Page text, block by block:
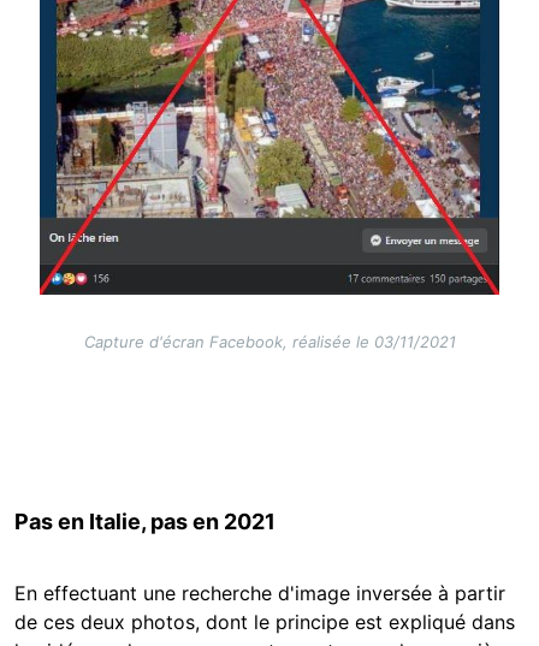
Capture d'écran Facebook, réalisée le 03/11/2021
Pas en Italie, pas en 2021
En effectuant une recherche d'image inversée à partir
de ces deux photos, dont le principe est expliqué dans